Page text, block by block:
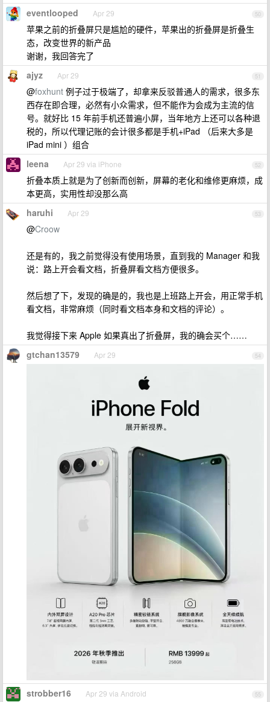
50
eventlooped Apr 29
苹果之前的折叠屏只是尴尬的硬件，苹果出的折叠屏是折叠生
态，改变世界的新产品
谢谢，我回答完了
51
ajyz Apr 29
@foxhunt 例子过于极端了，却拿来反驳普通人的需求，很多东
西存在即合理，必然有小众需求，但不能作为会成为主流的信
号。就好比 15 年前手机还普遍小屏，当年地方上还可以各种退
税的，所以代理记账的会计很多都是手机+iPad （后来大多是
iPad mini ）组合
52
leena Apr 29 via iPhone
折叠本质上就是为了创新而创新，屏幕的老化和维修更麻烦，成
本更高，实用性却没那么高
53
haruhi Apr 29
@Croow
还是有的，我之前觉得没有使用场景，直到我的 Manager 和我
说：路上开会看文档，折叠屏看文档方便很多。
然后想了下，发现的确是的，我也是上班路上开会，用正常手机
看文档，非常麻烦（同时看文档本身和文档的评论）。
我觉得接下来 Apple 如果真出了折叠屏，我的确会买个……
54
gtchan13579 Apr 29
55
strobber16 Apr 29 via Android